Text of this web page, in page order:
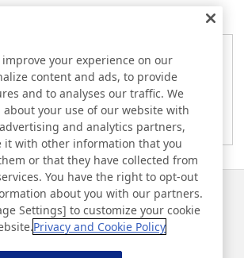
fornite nel giorno del rilascio. Tali
essere diverse da quelle riportate
conto
Contatti
improve your experience on our
content and ads, to provide
and to analyses our traffic. We
your use of our website with
and analytics partners,
it with other information that you
or that they have collected from
You have the right to opt-out
about you with our partners.
Settings] to customize your cookie
Privacy and Cookie Policy